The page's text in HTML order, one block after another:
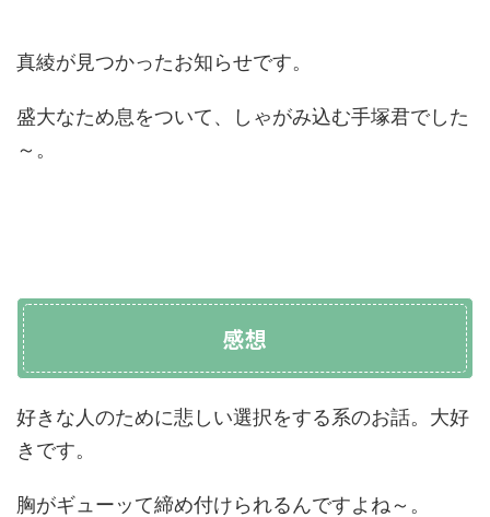
真綾が見つかったお知らせです。
盛大なため息をついて、しゃがみ込む手塚君でした
～。
感想
好きな人のために悲しい選択をする系のお話。大好
きです。
胸がギューッて締め付けられるんですよね～。